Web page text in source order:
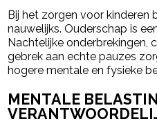
Bij het zorgen voor kinderen
nauwelijks. Ouderschap is
Nachtelijke onderbrekingen,
gebrek aan echte pauzes
hogere mentale en fysieke
MENTALE